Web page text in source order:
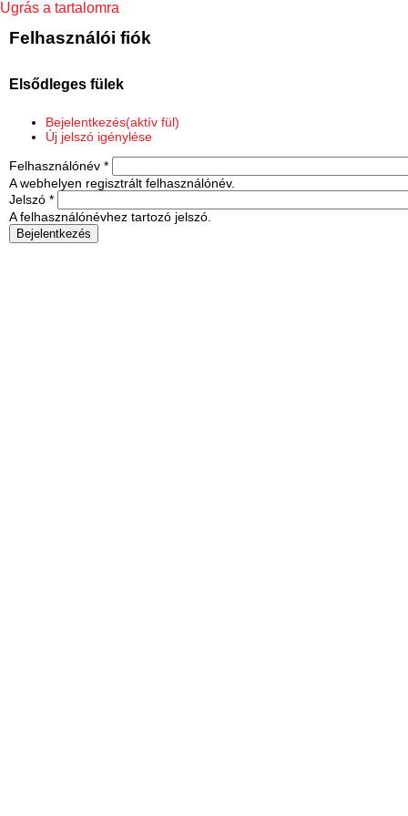
Ugrás a tartalomra
Felhasználói fiók
Elsődleges fülek
Bejelentkezés(aktív fül)
Új jelszó igénylése
Felhasználónév *
A webhelyen regisztrált felhasználónév.
Jelszó *
A felhasználónévhez tartozó jelszó.